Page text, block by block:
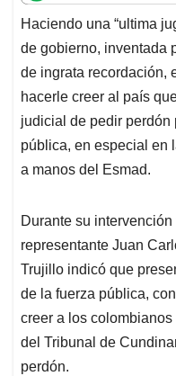
t
s
A
p
p
e
b
o
o
k
k
e
d
I
n
i
l
Haciendo una “ultima
de gobierno, inventada
de ingrata recordación,
hacerle creer al país
judicial de pedir perdón
pública, en especial en
a manos del Esmad.
Durante su
representante Juan
Trujillo indicó que
de la fuerza pública,
creer a los
del Tribunal de
perdón.